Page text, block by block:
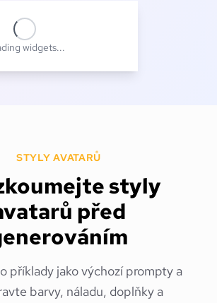
widgets...
STYLY AVATARŮ
styly
před
příklady jako výchozí prompty a
barvy, náladu, doplňky a